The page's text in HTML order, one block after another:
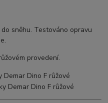
sněhu. Testováno opravu
provedení.